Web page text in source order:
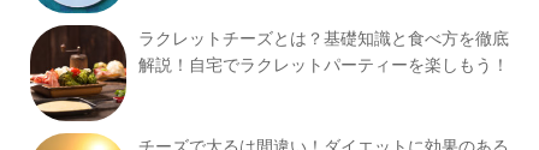
ラクレットチーズとは？基礎知識と食べ方を徹底
解説！自宅でラクレットパーティーを楽しもう！